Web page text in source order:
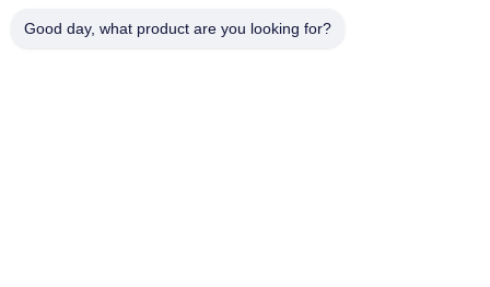
Good day, what product are you looking for?